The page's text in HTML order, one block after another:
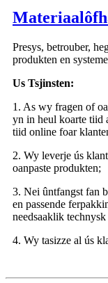
Presys, betrouber,
produkten en
Us Tsjinsten:
1. As wy fragen of
yn in heul koarte tiid
tiid online foar
2. Wy leverje ús
oanpaste produkten;
3. Nei ûntfangst fan
en passende
needsaaklik
4. Wy tasizze al ús